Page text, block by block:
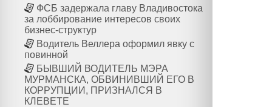
ФСБ задержала главу Владивостока
за лоббирование интересов своих
бизнес-структур
Водитель Веллера оформил явку с
повинной
БЫВШИЙ ВОДИТЕЛЬ МЭРА
МУРМАНСКА, ОБВИНИВШИЙ ЕГО В
КОРРУПЦИИ, ПРИЗНАЛСЯ В
КЛЕВЕТЕ